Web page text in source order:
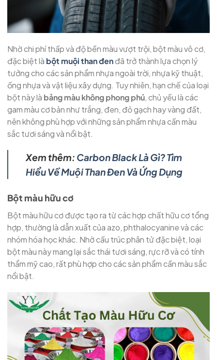
Nhờ chi phí thấp và độ bền màu vượt trội, bột màu vô cơ,
đặc biệt là bột muội than đenđã trở thành lựa chọn lý
tưởng cho các sản phẩm nhựa ngoài trời, nhựa kỹ thuật,
ống nhựa và vật liệu xây dựng. Tuy nhiên, hạn chế của loại
bột này là bảng màu không phong phú, chủ yếu là các
gam màu cơ bản như trắng, đen, đỏ gạch hay vàng đất,
nên không phù hợp với những sản phẩm nhựa cần màu
sắc tươi sáng và nổi bật.
Xem thêm: Carbon Black Là Gì? Tìm
Hiểu Về Muội Than Đen Và Ứng Dụng
Bột màu hữu cơ
Bột màu hữu cơ được tạo ra từ các hợp chất hữu cơ tổng
hợp, thường là dẫn xuất của azo, phthalocyanine và các
nhóm hóa học khác. Nhờ cấu trúc phân tử đặc biệt, loại
bột màu này mang lại sắc thái tươi sáng, rực rỡ và có tính
thẩm mỹ cao, rất phù hợp cho các sản phẩm cần màu sắc
nổi bật.